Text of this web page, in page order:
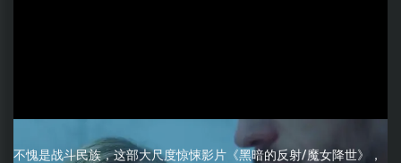
不愧是战斗民族，这部大尺度惊悚影片《黑暗的反射/魔女降世》，